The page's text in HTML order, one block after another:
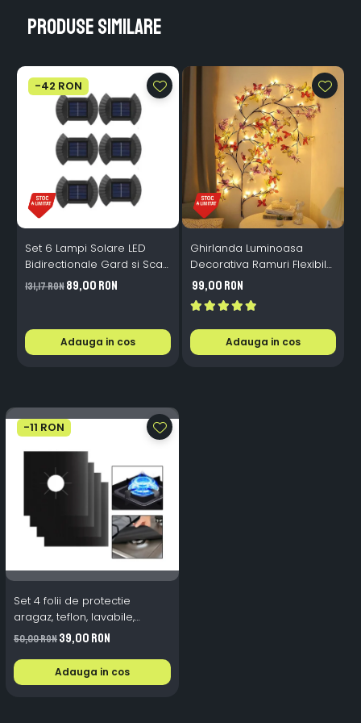
Produse similare
-42 RON
Set 6 Lampi Solare LED
Bidirectionale Gard si Scari
- 200mAh, IP65, Alb Cald,
131,17 RON89,00 RON
Adauga in cos
Ghirlanda Luminoasa
Decorativa Ramuri Flexibile
1.6m 72 LED USB
Telecomanda
99,00 RON
Adauga in cos
-11 RON
Set 4 folii de protectie
aragaz, teflon, lavabile,
reutilizabile, Negru/Gri
50,00 RON39,00 RON
Adauga in cos